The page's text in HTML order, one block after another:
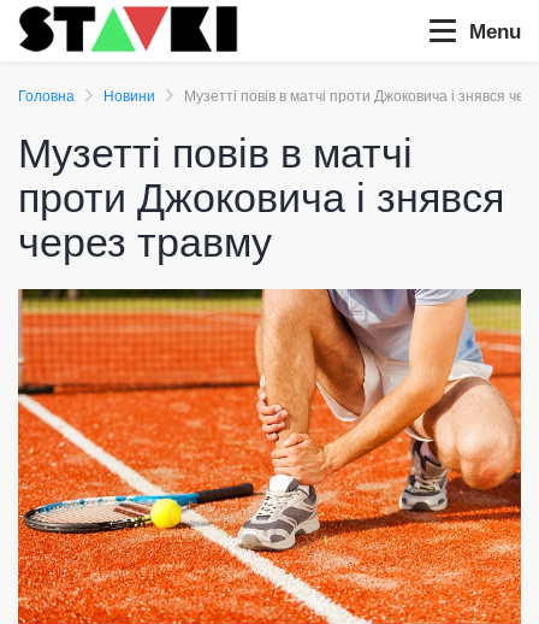
Menu
Головна Новини Музетті повів в матчі проти Джоковича і знявся
Музетті повів в матчі
проти Джоковича і знявся
через травму